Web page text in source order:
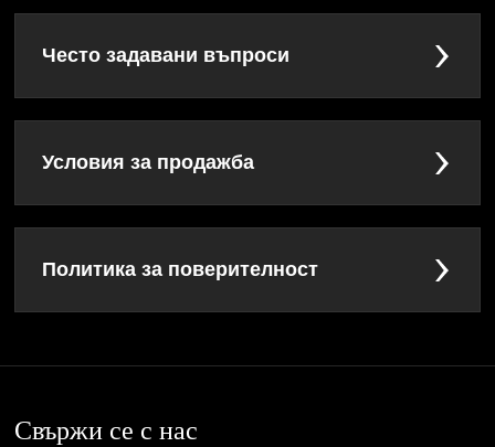
Често задавани въпроси
Условия за продажба
Политика за поверителност
Свържи се с нас